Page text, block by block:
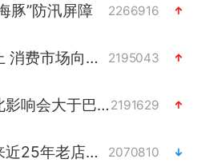
豚”防汛屏障 2266916
夏日经济乘热而上 消费市场向新而行 2195043
白海豚对华东华北影响会大于巴威2191629
于东来回应胖东来近25年老店年底关闭 2070810